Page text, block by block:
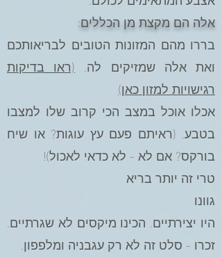
אלה הם מקצת מן הכללים:
בררו מהם המזונות הטובים לבריאותכם
ואת אלה שמזיקים לה. (ראו בדיקות
רגישויות למזון כאן)
אכלו אוכל במצב הכי קרוב שלו למצבו
בטבע. (ראיתם פעם עץ עוגות? או שיח
בורקס? אם לא - לא כדאי לאכול)!
טרי זה יותר בריא
גוונו
היו יצירתיים. הכינו מיקסים לא שגרתיים.
זכרו - סלט זה לא רק עגבניה ומלפפון.